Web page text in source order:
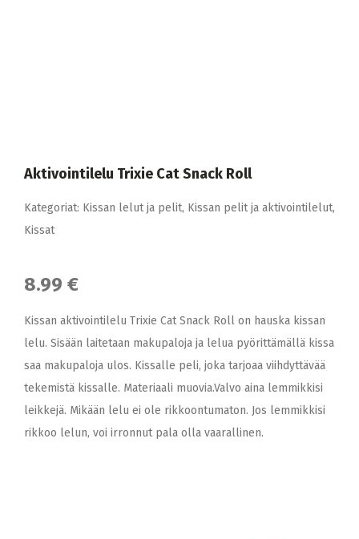
Aktivointilelu Trixie Cat Snack Roll
Kategoriat: Kissan lelut ja pelit, Kissan pelit ja aktivointilelut,
Kissat
8.99 €
Kissan aktivointilelu Trixie Cat Snack Roll on hauska kissan
lelu. Sisään laitetaan makupaloja ja lelua pyörittämällä kissa
saa makupaloja ulos. Kissalle peli, joka tarjoaa viihdyttävää
tekemistä kissalle. Materiaali muovia.Valvo aina lemmikkisi
leikkejä. Mikään lelu ei ole rikkoontumaton. Jos lemmikkisi
rikkoo lelun, voi irronnut pala olla vaarallinen.